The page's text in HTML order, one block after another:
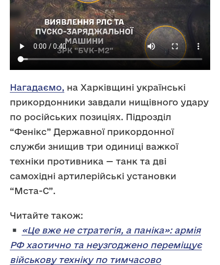
Нагадаємо, на Харківщині українські
прикордонники завдали нищівного удару
по російських позиціях. Підрозділ
“Фенікс” Державної прикордонної
служби знищив три одиниці важкої
техніки противника — танк та дві
самохідні артилерійські установки
“Мста-С”.
Читайте також:
«Це вже не стратегія, а паніка»: армія
РФ хаотично та неузгоджено переміщує
військову техніку по тимчасово